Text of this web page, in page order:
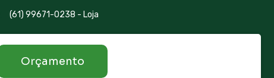
(61) 99671-0238 - Loja
Orçamento